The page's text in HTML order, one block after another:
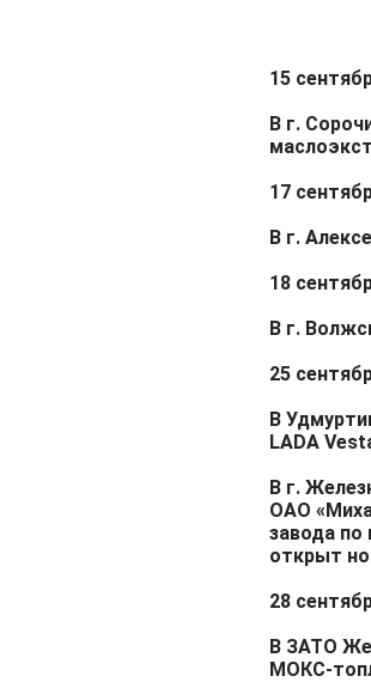
15
В г.
17
В г.
18
В г.
25
В
LADA
В г.
ОАО
завода по
открыт
28
В ЗАТО
МОКС-